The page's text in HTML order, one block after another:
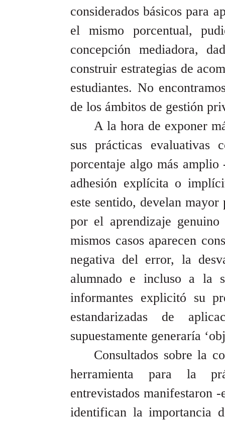
considerados básicos para
el mismo porcentual,
concepción mediadora,
construir estrategias de
estudiantes. No
de los ámbitos de gestión
A la hora de exponer
sus prácticas evaluativas
porcentaje algo más amplio
adhesión explícita o
este sentido, develan
por el aprendizaje
mismos casos aparecen
negativa del error, la
alumnado e incluso a la
informantes explicitó su
estandarizadas de
supuestamente generaría
Consultados sobre la
herramienta para la
entrevistados manifestaron
identifican la importancia